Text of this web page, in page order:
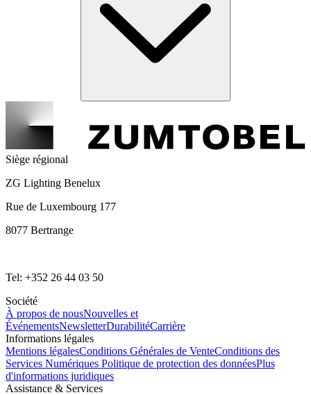
Siège régional
ZG Lighting Benelux
Rue de Luxembourg 177
8077 Bertrange
Tel: +352 26 44 03 50
Société
À propos de nousNouvelles et
ÉvénementsNewsletterDurabilitéCarrière
Informations légales
Mentions légalesConditions Générales de VenteConditions des
Services Numériques Politique de protection des donnéesPlus
d'informations juridiques
Assistance & Services